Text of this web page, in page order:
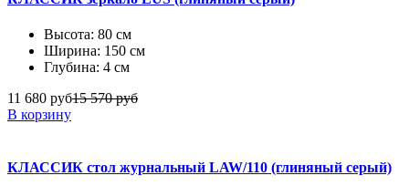
Высота: 80 см
Ширина: 150 см
Глубина: 4 см
11 680 руб15 570 руб
В корзину
КЛАССИК стол журнальный LAW/110 (глиняный серый)